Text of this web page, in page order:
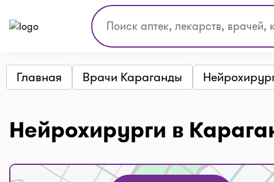
Главная Врачи Караганды
Нейрохирурги в